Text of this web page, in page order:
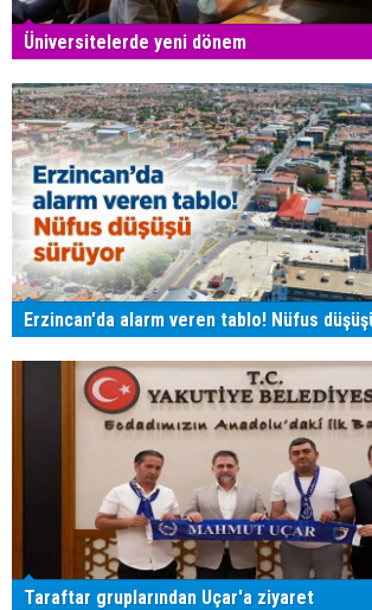
Üniversitelerde yeni dönem
Erzincan'da alarm veren tablo! Nüfus
Taraftar gruplarından Uçar'a ziyaret